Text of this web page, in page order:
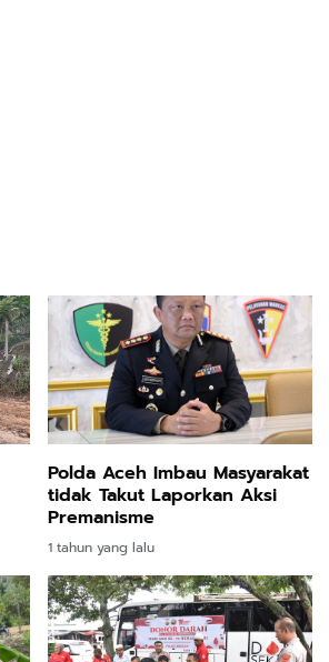
Polda Aceh Imbau Masyarakat
tidak Takut Laporkan Aksi
Premanisme
1 tahun yang lalu